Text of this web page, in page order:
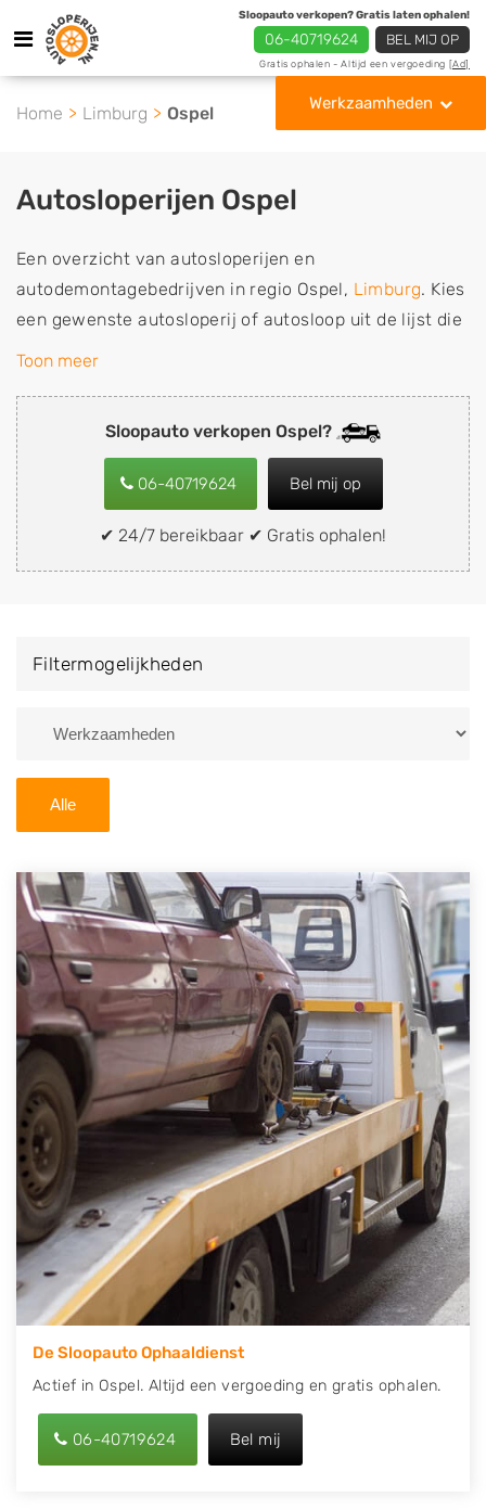
Sloopauto verkopen? Gratis laten ophalen!
06-40719624 BEL MIJ OP
Gratis ophalen - Altijd een vergoeding [Ad]
Werkzaamheden
Home Limburg Ospel
Sloopauto verkopen Ospel?
06-40719624 Bel mij op
✔ 24/7 bereikbaar ✔ Gratis ophalen!
Autosloperijen Ospel
Een overzicht van autosloperijen en
autodemontagebedrijven in regio Ospel, Limburg. Kies
een gewenste autosloperij of autosloop uit de lijst die
gespecialiseerd is in de verkoop van gebruikte,
van sloopauto's, schadeauto's en tweedehands auto's
(ook zonder apk keuring). Wilt u uw auto, camper,
vrachtwagen, motor of brommobiel snel en eenvoudig
verkopen aan een demontagebedrijf in de buurt, deze
zelf wegbrengen naar de sloop of deze liever laten
ophalen op een locatie naar keuze? Kies dan voor een
kapotte auto.
regio? U vindt hier alle bedrijven in
verkopen en op te laten halen door de Sloopauto
Ophaaldienst van Autosloperijen.nl. Wij kunnen uw
auto gratis ophalen in Ospel. Neem telefonisch
contact op of maak een terugbelafspraak. Wilt u
direct een tweedehands auto onderdelen offerte
aanvragen? Dat kan via de Onderdelenlijn! Vul uw
kenteken in en druk op verzenden.
Wij kunnen u helpen met de inkoop van auto's van
eigenlijk alle merken, zoals Alfa Romeo, Audi, BMW,
Chevrolet, Citroën, Dacia, Fiat, Ford, Honda, Hyundai,
Kia, Mazda, Mercedes Benz, Mitsubishi, Nissan, Opel,
Peugeot, Porsche, Renault, Seat, Skoda, Suzuki, Tesla,
Toyota, Volkswagen en Volvo.
Toon meer
Filtermogelijkheden
Alle
De Sloopauto Ophaaldienst
Actief in Ospel. Altijd een vergoeding en gratis ophalen.
06-40719624 Bel mij